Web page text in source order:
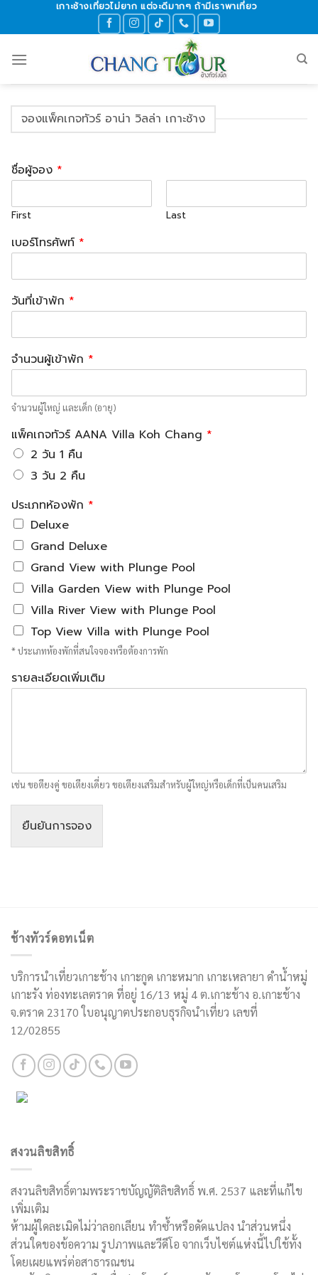
เกาะช้างเที่ยวไม่ยาก แต่จะดีมากๆ ถ้ามีเราพาเที่ยว
จองแพ็คเกจทัวร์ อาน่า วิลล่า เกาะช้าง
ชื่อผู้จอง *
First Last
เบอร์โทรศัพท์ *
วันที่เข้าพัก *
จำนวนผู้เข้าพัก *
จำนวนผู้ใหญ่ และเด็ก (อายุ)
แพ็คเกจทัวร์ AANA Villa Koh Chang *
2 วัน 1 คืน
3 วัน 2 คืน
ประเภทห้องพัก *
Deluxe
Grand Deluxe
Grand View with Plunge Pool
Villa Garden View with Plunge Pool
Villa River View with Plunge Pool
Top View Villa with Plunge Pool
* ประเภทห้องพักที่สนใจจองหรือต้องการพัก
รายละเอียดเพิ่มเติม
เช่น ขอตียงคู่ ขอเตียงเดี่ยว ขอเตียงเสริมสำหรับผู้ใหญ่หรือเด็กที่เป็นคนเสริม
ยืนยันการจอง
ช้างทัวร์ดอทเน็ต
บริการนำเที่ยวเกาะช้าง เกาะกูด เกาะหมาก เกาะเหลายา ดำน้ำหมู่
เกาะรัง ท่องทะเลตราด ที่อยู่ 16/13 หมู่ 4 ต.เกาะช้าง อ.เกาะช้าง
จ.ตราด 23170 ใบอนุญาตประกอบธุรกิจนำเที่ยว เลขที่
12/02855
สงวนลิขสิทธิ์
สงวนลิขสิทธิ์ตามพระราชบัญญัติลิขสิทธิ์ พ.ศ. 2537 และที่แก้ไข
เพิ่มเติม
ห้ามผู้ใดละเมิดไม่ว่าลอกเลียน ทำซ้ำหรือดัดแปลง นำส่วนหนึ่ง
ส่วนใดของข้อความ รูปภาพและวีดีโอ จากเว็บไซต์แห่งนี้ไปใช้ทั้ง
โดยเผยแพร่ต่อสาธารณชน